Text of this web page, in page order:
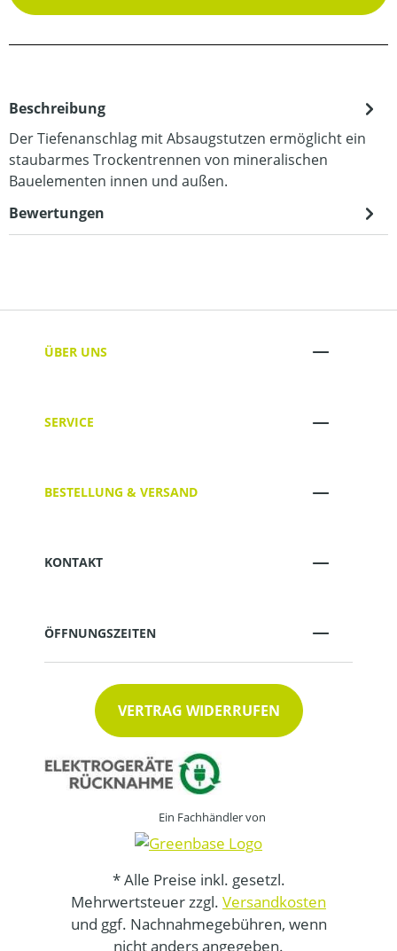
Beschreibung
Der Tiefenanschlag mit Absaugstutzen ermöglicht ein
staubarmes Trockentrennen von mineralischen
Bauelementen innen und außen.
Bewertungen
ÜBER UNS
SERVICE
BESTELLUNG & VERSAND
KONTAKT
ÖFFNUNGSZEITEN
VERTRAG WIDERRUFEN
Ein Fachhändler von
* Alle Preise inkl. gesetzl.
Mehrwertsteuer zzgl. Versandkosten
und ggf. Nachnahmegebühren, wenn
nicht anders angegeben.